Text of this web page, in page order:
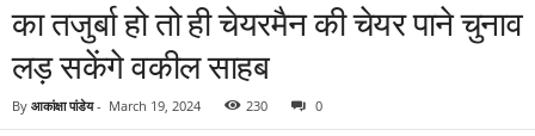
का तजुर्बा हो तो ही चेयरमैन की चेयर पाने चुनाव
लड़ सकेंगे वकील साहब
By आकांक्षा पांडेय- March 19, 2024 230 0